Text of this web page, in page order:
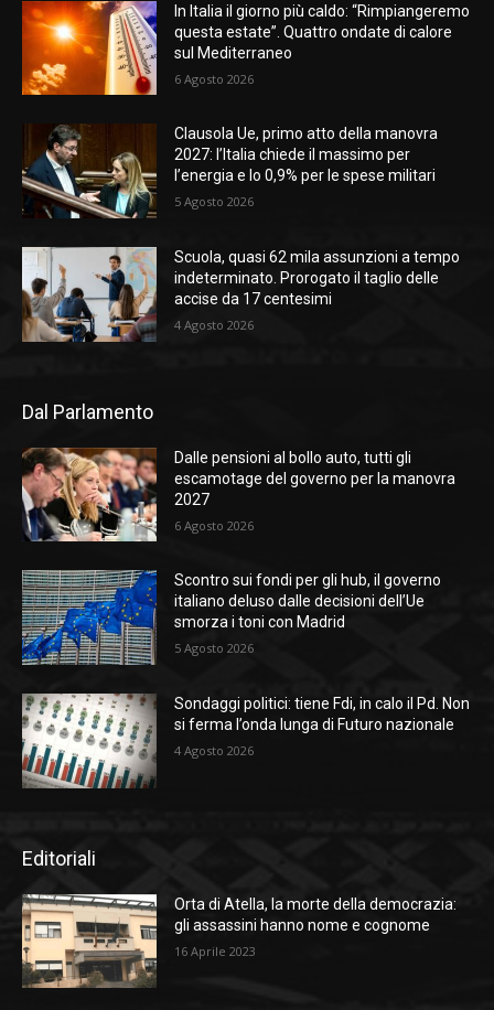
In Italia il giorno più caldo: “Rimpiangeremo
questa estate”. Quattro ondate di calore
sul Mediterraneo
6 Agosto 2026
Clausola Ue, primo atto della manovra
2027: l’Italia chiede il massimo per
l’energia e lo 0,9% per le spese militari
5 Agosto 2026
Scuola, quasi 62 mila assunzioni a tempo
indeterminato. Prorogato il taglio delle
accise da 17 centesimi
4 Agosto 2026
Dal Parlamento
Dalle pensioni al bollo auto, tutti gli
escamotage del governo per la manovra
2027
6 Agosto 2026
Scontro sui fondi per gli hub, il governo
italiano deluso dalle decisioni dell’Ue
smorza i toni con Madrid
5 Agosto 2026
Sondaggi politici: tiene Fdi, in calo il Pd. Non
si ferma l’onda lunga di Futuro nazionale
4 Agosto 2026
Editoriali
Orta di Atella, la morte della democrazia:
gli assassini hanno nome e cognome
16 Aprile 2023